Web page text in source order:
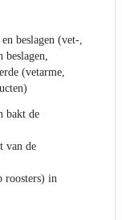
beslagen (vet-,
beslagen,
(vetarme,
bakt de
van de
roosters) in